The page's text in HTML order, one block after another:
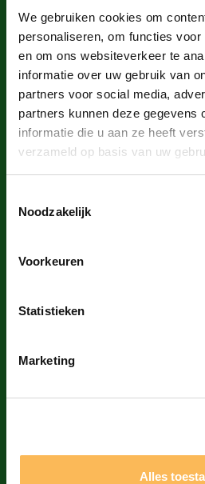
We gebruiken cookies om
personaliseren, om functies
en om ons websiteverkeer te
informatie over uw gebruik van
partners voor social media,
partners kunnen deze gegevens
informatie die u aan ze heeft
verzameld op basis van uw
Noodzakelijk
Voorkeuren
Statistieken
Marketing
Alles
Bestanden aanleveren voor
Papier en karton stansen
Gerecycled papier
Houtvrij papier
Papier dat geluid maakt
De Groenste drukkerij
PMS / Pantone drukwerk
Over De Bij
Meer dan duurzaam
Algemene voorwaarden